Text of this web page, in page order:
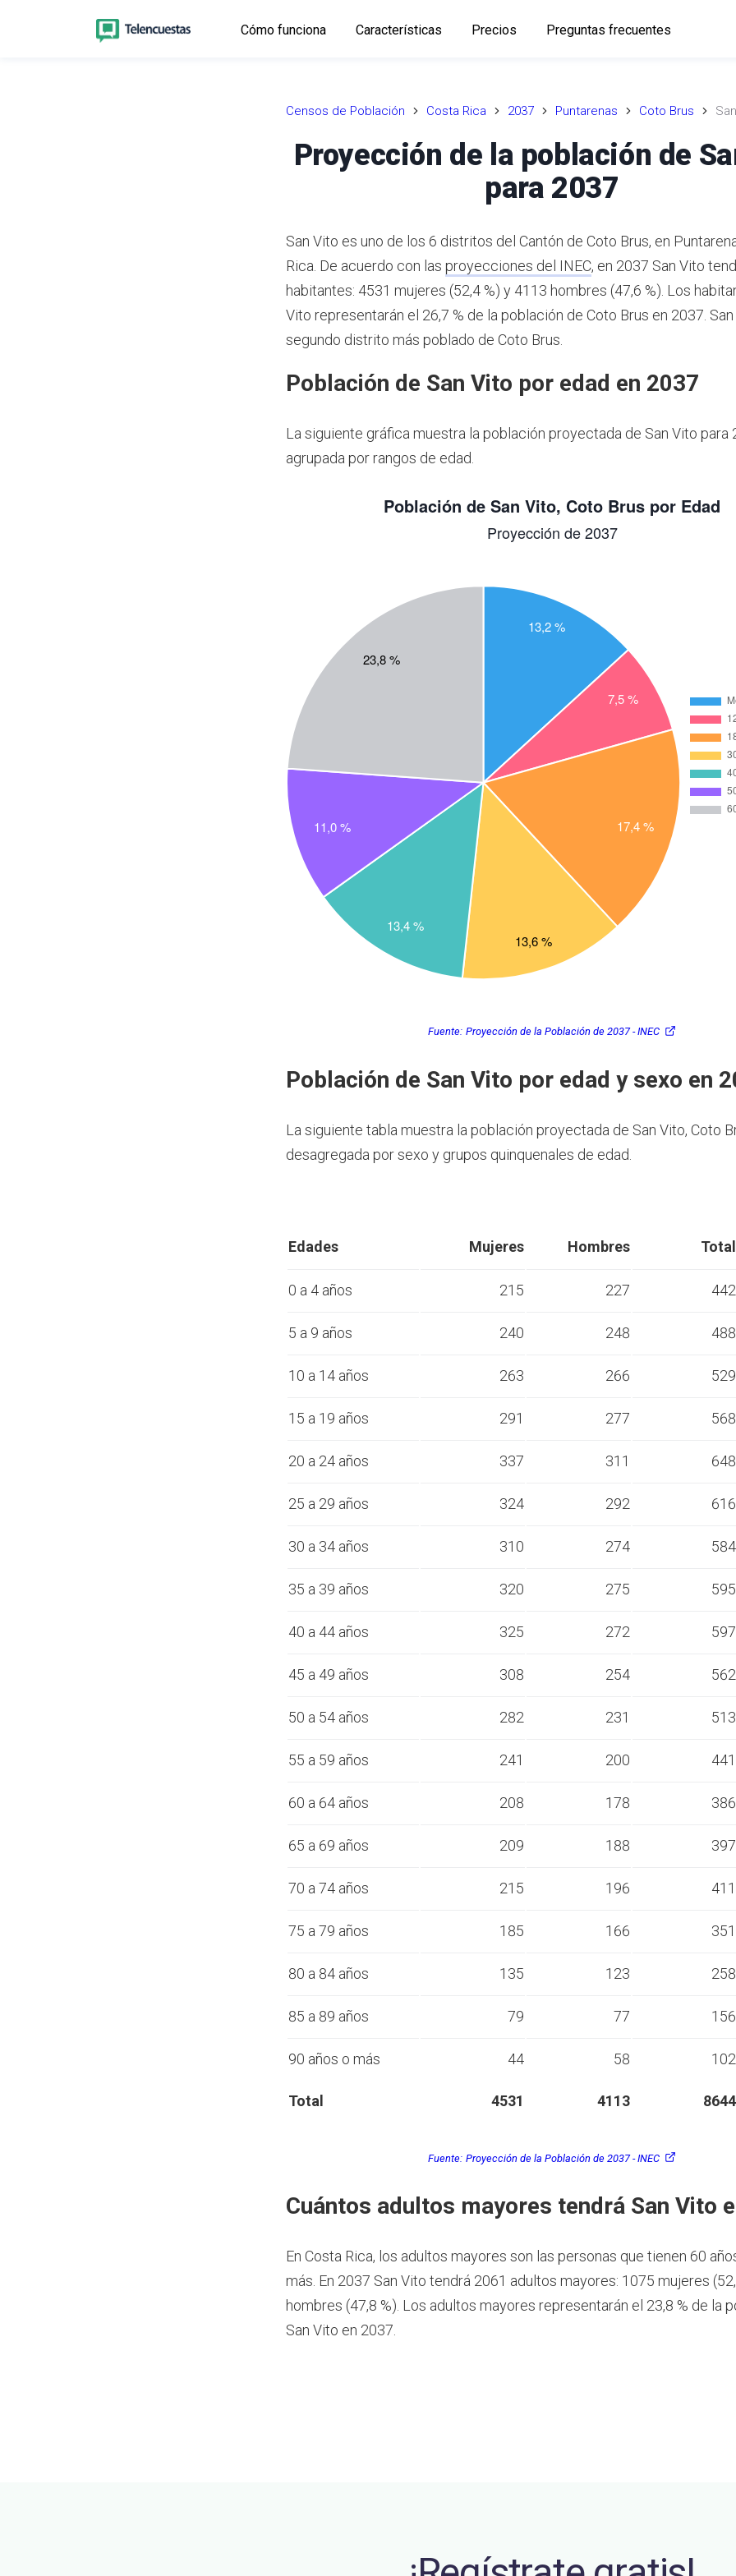
Cómo funciona Características Precios Preguntas frecuentes
Censos de Población Costa Rica 2037 Puntarenas Coto Brus
Proyección de la población de
para 2037
San Vito es uno de los 6 distritos del Cantón de Coto Brus, en
Rica. De acuerdo con las proyecciones del INEC, en 2037 San Vito
habitantes: 4531 mujeres (52,4 %) y 4113 hombres (47,6 %). Los
Vito representarán el 26,7 % de la población de Coto Brus en 2037.
segundo distrito más poblado de Coto Brus.
Población de San Vito por edad en 2037
La siguiente gráfica muestra la población proyectada de San Vito para
agrupada por rangos de edad.
Fuente: Proyección de la Población de 2037 - INEC
Población de San Vito por edad y sexo en
La siguiente tabla muestra la población proyectada de San Vito, Coto
desagregada por sexo y grupos quinquenales de edad.
Edades Mujeres Hombres Total
0 a 4 años 215 227 442
5 a 9 años 240 248 488
10 a 14 años 263 266 529
15 a 19 años 291 277 568
20 a 24 años 337 311 648
25 a 29 años 324 292 616
30 a 34 años 310 274 584
35 a 39 años 320 275 595
40 a 44 años 325 272 597
45 a 49 años 308 254 562
50 a 54 años 282 231 513
55 a 59 años 241 200 441
60 a 64 años 208 178 386
65 a 69 años 209 188 397
70 a 74 años 215 196 411
75 a 79 años 185 166 351
80 a 84 años 135 123 258
85 a 89 años 79 77 156
90 años o más 44 58 102
Total 4531 4113 8644
Fuente: Proyección de la Población de 2037 - INEC
Cuántos adultos mayores tendrá San Vito
En Costa Rica, los adultos mayores son las personas que tienen 60
más. En 2037 San Vito tendrá 2061 adultos mayores: 1075 mujeres
hombres (47,8 %). Los adultos mayores representarán el 23,8 % de la
San Vito en 2037.